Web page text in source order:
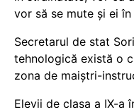
vor să se mute și ei
Secretarul de stat
tehnologică există o
zona de maiștri-
Elevii de clasa a IX-a